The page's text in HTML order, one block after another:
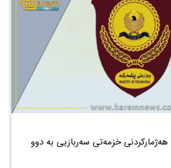
خزمەتی سەربازیی بە دوو